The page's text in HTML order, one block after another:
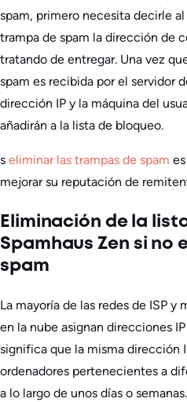
spam, primero necesita decirle
trampa de spam la dirección de
tratando de entregar. Una vez
spam es recibida por el servidor
dirección IP y la máquina del
añadirán a la lista de bloqueo.
s eliminar las trampas de spam
mejorar su reputación de
Eliminación de la
Spamhaus Zen si no
spam
La mayoría de las redes de ISP
en la nube asignan direcciones
significa que la misma dirección
ordenadores pertenecientes a
a lo largo de unos días o semanas.